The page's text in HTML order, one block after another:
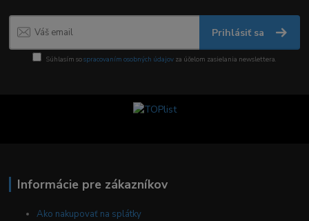
Prihlásiť sa
Súhlasím sospracovaním osobných údajov za účelom zasielania newslettera.
Informácie pre zákazníkov
Ako nakupovať na splátky